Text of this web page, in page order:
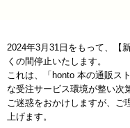
2024年3月31日をもって、【
くの間停止いたします。
これは、「honto 本の通販ス
な受注サービス環境が整い次
ご迷惑をおかけしますが、ご
上げます。